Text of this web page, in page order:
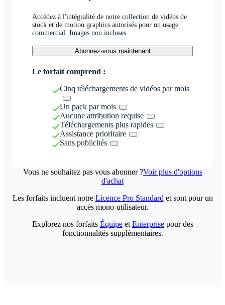
Accédez à l'intégralité de notre collection de vidéos de
stock et de motion graphics autorisés pour un usage
commercial. Images non incluses.
Abonnez-vous maintenant
Le forfait comprend :
Cinq téléchargements de vidéos par mois
Un pack par mois
Aucune attribution requise
Téléchargements plus rapides
Assistance prioritaire
Sans publicités
Vous ne souhaitez pas vous abonner ?Voir plus d'options
d'achat
Les forfaits incluent notre Licence Pro Standard et sont pour un
accès mono-utilisateur.
Explorez nos forfaits Équipeet Enterprisepour des
fonctionnalités supplémentaires.